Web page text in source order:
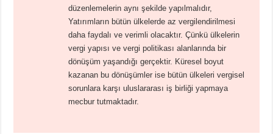
düzenlemelerin aynı şekilde yapılmalıdır,
Yatırımların bütün ülkelerde az vergilendirilmesi
daha faydalı ve verimli olacaktır. Çünkü ülkelerin
vergi yapısı ve vergi politikası alanlarında bir
dönüşüm yaşandığı gerçektir. Küresel boyut
kazanan bu dönüşümler ise bütün ülkeleri vergisel
sorunlara karşı uluslararası iş birliği yapmaya
mecbur tutmaktadır.